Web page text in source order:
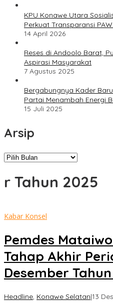
KPU Konawe Utara
Perkuat Transparansi
14 April 2026
Reses di Andoolo Barat,
Aspirasi Masyarakat
7 Agustus 2025
Bergabungnya Kader
Partai Menambah Energi
15 Juli 2025
Arsip
Arsip
r Tahun 2025
Kabar Konsel
Pemdes
Tahap Akhir
Desember
Headline, Konawe Selatan|13